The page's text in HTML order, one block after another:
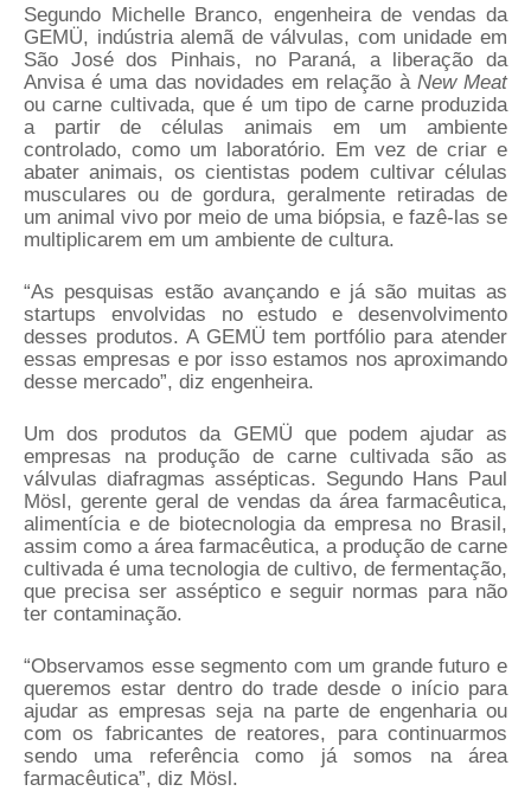
Segundo Michelle Branco, engenheira de vendas da
GEMÜ, indústria alemã de válvulas, com unidade em
São José dos Pinhais, no Paraná, a liberação da
Anvisa é uma das novidades em relação à New Meat
ou carne cultivada, que é um tipo de carne produzida
a partir de células animais em um ambiente
controlado, como um laboratório. Em vez de criar e
abater animais, os cientistas podem cultivar células
musculares ou de gordura, geralmente retiradas de
um animal vivo por meio de uma biópsia, e fazê-las se
multiplicarem em um ambiente de cultura.
“As pesquisas estão avançando e já são muitas as
startups envolvidas no estudo e desenvolvimento
desses produtos. A GEMÜ tem portfólio para atender
essas empresas e por isso estamos nos aproximando
desse mercado”, diz engenheira.
Um dos produtos da GEMÜ que podem ajudar as
empresas na produção de carne cultivada são as
válvulas diafragmas assépticas. Segundo Hans Paul
Mösl, gerente geral de vendas da área farmacêutica,
alimentícia e de biotecnologia da empresa no Brasil,
assim como a área farmacêutica, a produção de carne
cultivada é uma tecnologia de cultivo, de fermentação,
que precisa ser asséptico e seguir normas para não
ter contaminação.
“Observamos esse segmento com um grande futuro e
queremos estar dentro do trade desde o início para
ajudar as empresas seja na parte de engenharia ou
com os fabricantes de reatores, para continuarmos
sendo uma referência como já somos na área
farmacêutica”, diz Mösl.